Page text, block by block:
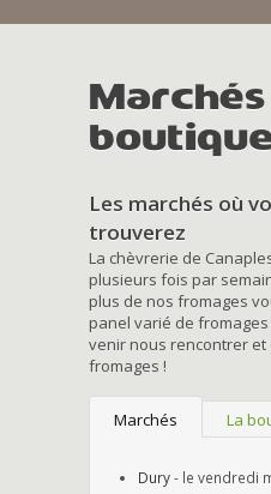
boutique
Les marchés où
trouverez
La chèvrerie de
plusieurs fois par
plus de nos fromages
panel varié de fromages
venir nous rencontrer
fromages !
Marchés La
Dury- le vendredi